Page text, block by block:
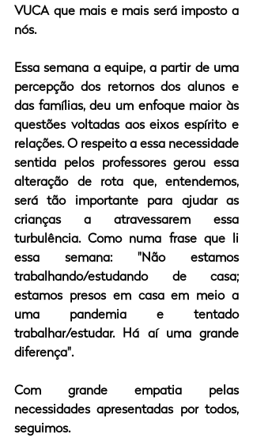
VUCA que mais e mais será imposto a
nós.
Essa semana a equipe, a partir de uma
percepção dos retornos dos alunos e
das famílias, deu um enfoque maior às
questões voltadas aos eixos espírito e
relações. O respeito a essa necessidade
sentida pelos professores gerou essa
alteração de rota que, entendemos,
será tão importante para ajudar as
crianças a atravessarem essa
turbulência. Como numa frase que li
essa semana: "Não estamos
trabalhando/estudando de casa;
estamos presos em casa em meio a
uma pandemia e tentado
trabalhar/estudar. Há aí uma grande
diferença".
Com grande empatia pelas
necessidades apresentadas por todos,
seguimos.